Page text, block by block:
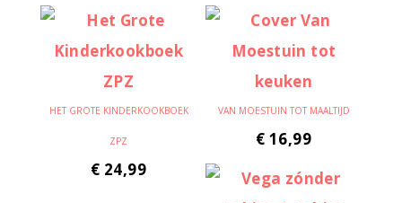
HET GROTE KINDERKOOKBOEK
ZPZ
€ 24,99
VAN MOESTUIN TOT MAALTIJD
€ 16,99